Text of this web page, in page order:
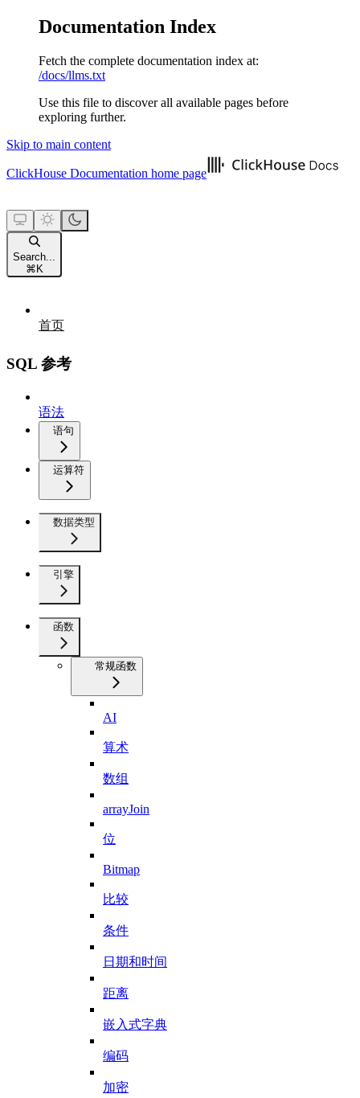
Documentation Index
Fetch the complete documentation index at:
/docs/llms.txt
Use this file to discover all available pages before
exploring further.
Skip to main content
ClickHouse Documentation home page
Search...
⌘ K
首页
SQL 参考
语法
语句
运算符
数据类型
引擎
函数
常规函数
AI
算术
数组
arrayJoin
位
Bitmap
比较
条件
日期和时间
距离
嵌入式字典
编码
加密